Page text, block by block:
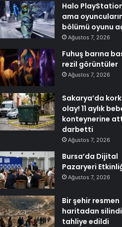
Halo
ama
bölümü oyunu
Ağustos 7, 2026
Fuhuş barına
rezil görüntüler
Ağustos 7, 2026
Sakarya’da
olay! 11 aylık
konteynerine
darbetti
Ağustos 7, 2026
Bursa’da Dijital
Pazaryeri
Ağustos 7, 2026
Bir şehir resmen
haritadan
tahliye edildi